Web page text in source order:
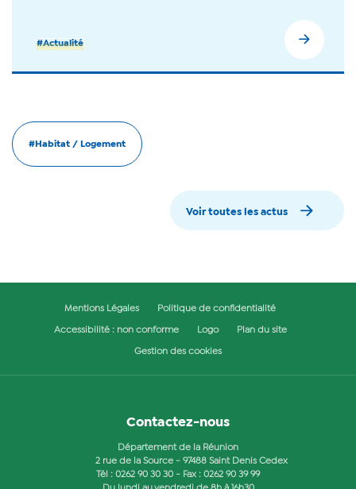
#Actualité
#Habitat / Logement
Voir toutes les actus
Mentions Légales Politique de confidentialité
Accessibilité : non conforme Logo Plan du site
Gestion des cookies
Contactez-nous
Département de la Réunion
2 rue de la Source - 97488 Saint Denis Cedex
Tél : 0262 90 30 30 - Fax : 0262 90 39 99